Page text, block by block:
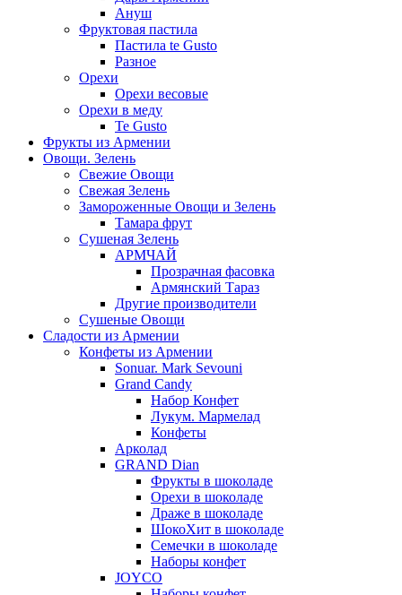
Ануш
Фруктовая пастила
Пастила te Gusto
Разное
Орехи
Орехи весовые
Орехи в меду
Te Gusto
Фрукты из Армении
Овощи. Зелень
Свежие Овощи
Свежая Зелень
Замороженные Овощи и Зелень
Тамара фрут
Сушеная Зелень
АРМЧАЙ
Прозрачная фасовка
Армянский Тараз
Другие производители
Сушеные Овощи
Сладости из Армении
Конфеты из Армении
Sonuar. Mark Sevouni
Grand Candy
Набор Конфет
Лукум. Мармелад
Конфеты
Арколад
GRAND Dian
Фрукты в шоколаде
Орехи в шоколаде
Драже в шоколаде
ШокоХит в шоколаде
Семечки в шоколаде
Наборы конфет
JOYCO